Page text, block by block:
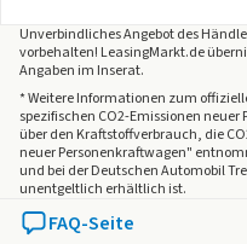
Unverbindliches Angebot des
vorbehalten! LeasingMarkt.de
Angaben im Inserat.
* Weitere Informationen zum
spezifischen CO2-Emissionen
über den Kraftstoffverbrauch, die
neuer Personenkraftwagen"
und bei der Deutschen Automobil
unentgeltlich erhältlich ist.
FAQ-Seite